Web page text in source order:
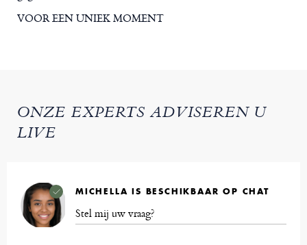
VOOR EEN UNIEK MOMENT
ONZE EXPERTS ADVISEREN U
LIVE
MICHELLA IS BESCHIKBAAR OP CHAT
Stel mij uw vraag?